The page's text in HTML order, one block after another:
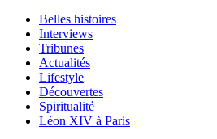
Belles histoires
Interviews
Tribunes
Actualités
Lifestyle
Découvertes
Spiritualité
Léon XIV à Paris